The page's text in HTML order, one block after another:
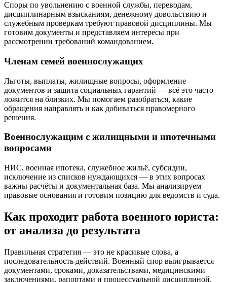
Споры по увольнению с военной службы, переводам,
дисциплинарным взысканиям, денежному довольствию и
служебным проверкам требуют правовой дисциплины. Мы
готовим документы и представляем интересы при
рассмотрении требований командованием.
Членам семей военнослужащих
Льготы, выплаты, жилищные вопросы, оформление
документов и защита социальных гарантий — всё это часто
ложится на близких. Мы помогаем разобраться, какие
обращения направлять и как добиваться правомерного
решения.
Военнослужащим с жилищными и ипотечными
вопросами
НИС, военная ипотека, служебное жильё, субсидии,
исключение из списков нуждающихся — в этих вопросах
важны расчёты и документальная база. Мы анализируем
правовые основания и готовим позицию для ведомств и суда.
Как проходит работа военного юриста:
от анализа до результата
Правильная стратегия — это не красивые слова, а
последовательность действий. Военный спор выигрывается
документами, сроками, доказательствами, медицинскими
заключениями, рапортами и процессуальной дисциплиной.